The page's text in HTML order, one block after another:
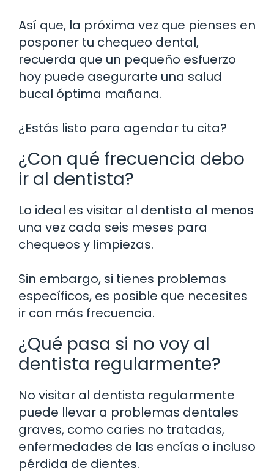
Así que, la próxima vez que pienses en
posponer tu chequeo dental,
recuerda que un pequeño esfuerzo
hoy puede asegurarte una salud
bucal óptima mañana.
¿Estás listo para agendar tu cita?
¿Con qué frecuencia debo
ir al dentista?
Lo ideal es visitar al dentista al menos
una vez cada seis meses para
chequeos y limpiezas.
Sin embargo, si tienes problemas
específicos, es posible que necesites
ir con más frecuencia.
¿Qué pasa si no voy al
dentista regularmente?
No visitar al dentista regularmente
puede llevar a problemas dentales
graves, como caries no tratadas,
enfermedades de las encías o incluso
pérdida de dientes.